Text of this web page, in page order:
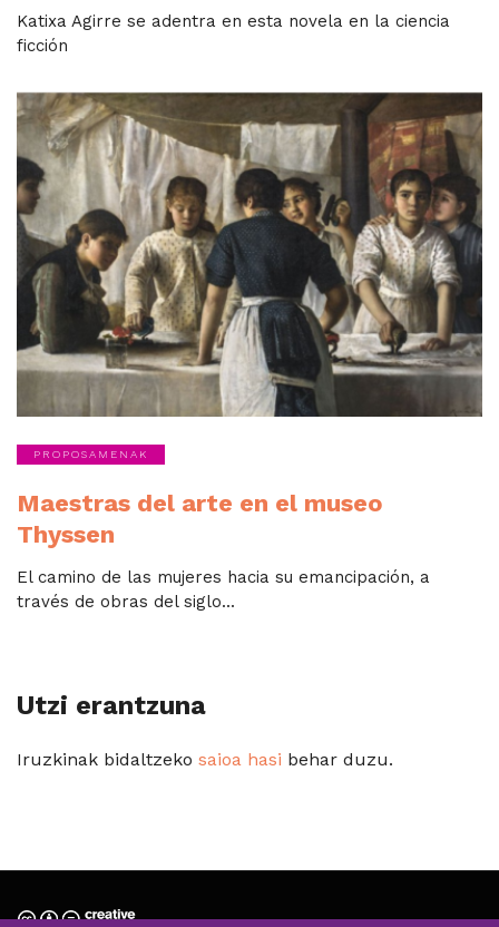
Katixa Agirre se adentra en esta novela en la ciencia
ficción
PROPOSAMENAK
Maestras del arte en el museo
Thyssen
El camino de las mujeres hacia su emancipación, a
través de obras del siglo...
Utzi erantzuna
Iruzkinak bidaltzeko saioa hasi behar duzu.